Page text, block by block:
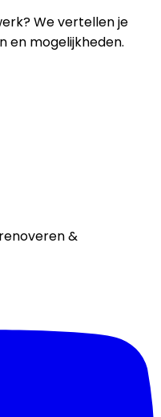
We vertellen je
en mogelijkheden.
&